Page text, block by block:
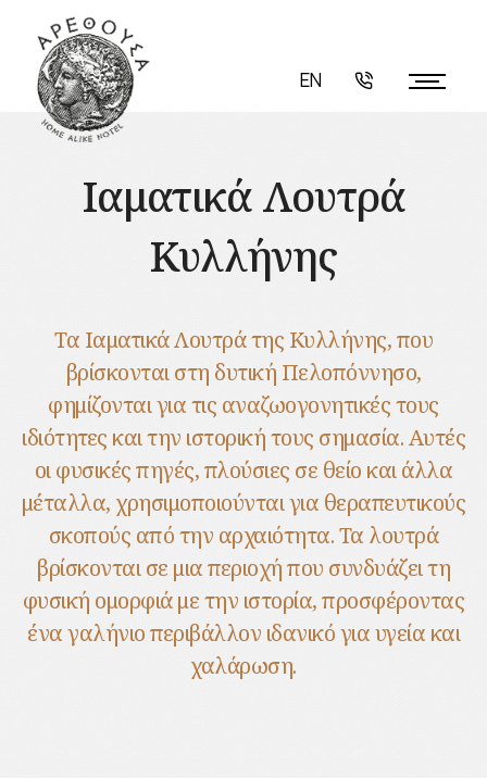
EN
Ιαματικά Λουτρά
Κυλλήνης
Τα Ιαματικά Λουτρά της Κυλλήνης, που
βρίσκονται στη δυτική Πελοπόννησο,
φημίζονται για τις αναζωογονητικές τους
ιδιότητες και την ιστορική τους σημασία. Αυτές
οι φυσικές πηγές, πλούσιες σε θείο και άλλα
μέταλλα, χρησιμοποιούνται για θεραπευτικούς
σκοπούς από την αρχαιότητα. Τα λουτρά
βρίσκονται σε μια περιοχή που συνδυάζει τη
φυσική ομορφιά με την ιστορία, προσφέροντας
ένα γαλήνιο περιβάλλον ιδανικό για υγεία και
χαλάρωση.